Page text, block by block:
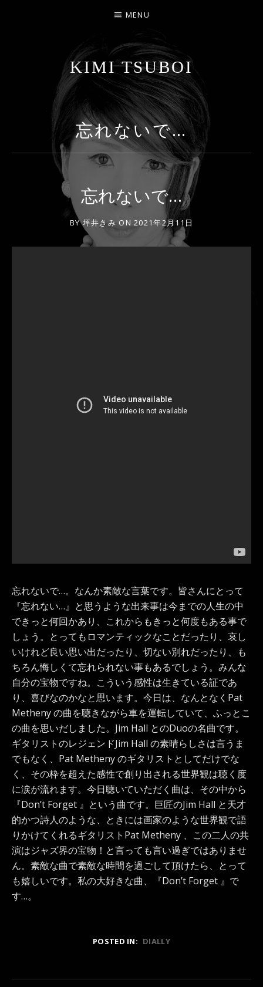
KIMI TSUBOI
名古屋のJAZZ PIANIST
MENU
忘れないで…
忘れないで…
BY坪井きみ ON 2021年2月11日
忘れないで…。なんか素敵な言葉です。皆さんにとって
『忘れない…』と思うような出来事は今までの人生の中
できっと何回かあり、これからもきっと何度もある事で
しょう。とってもロマンティックなことだったり、哀し
いけれど良い思い出だったり、切ない別れだったり、も
ちろん悔しくて忘れられない事もあるでしょう。みんな
自分の宝物ですね。こういう感性は生きている証であ
り、喜びなのかなと思います。今日は、なんとなくPat
Metheny の曲を聴きながら車を運転していて、ふっとこ
の曲を思いだしました。Jim Hall とのDuoの名曲です。
ギタリストのレジェンドJim Hall の素晴らしさは言うま
でもなく、Pat Metheny のギタリストとしてだけでな
く、その枠を超えた感性で創り出される世界観は聴く度
に涙が流れます。今日聴いていただく曲は、その中から
『Don’t Forget 』という曲です。巨匠のJim Hall と天才
的かつ詩人のような、ときには画家のような世界観で語
りかけてくれるギタリストPat Metheny 、この二人の共
演はジャズ界の宝物！と言っても言い過ぎではありませ
ん。素敵な曲で素敵な時間を過ごして頂けたら、とって
も嬉しいです。私の大好きな曲、『Don’t Forget 』で
す…。
POSTED IN: DIALLY